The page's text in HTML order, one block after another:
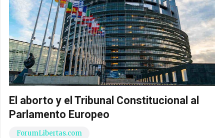
El aborto y el Tribunal Constitucional al
Parlamento Europeo
ForumLibertas.com